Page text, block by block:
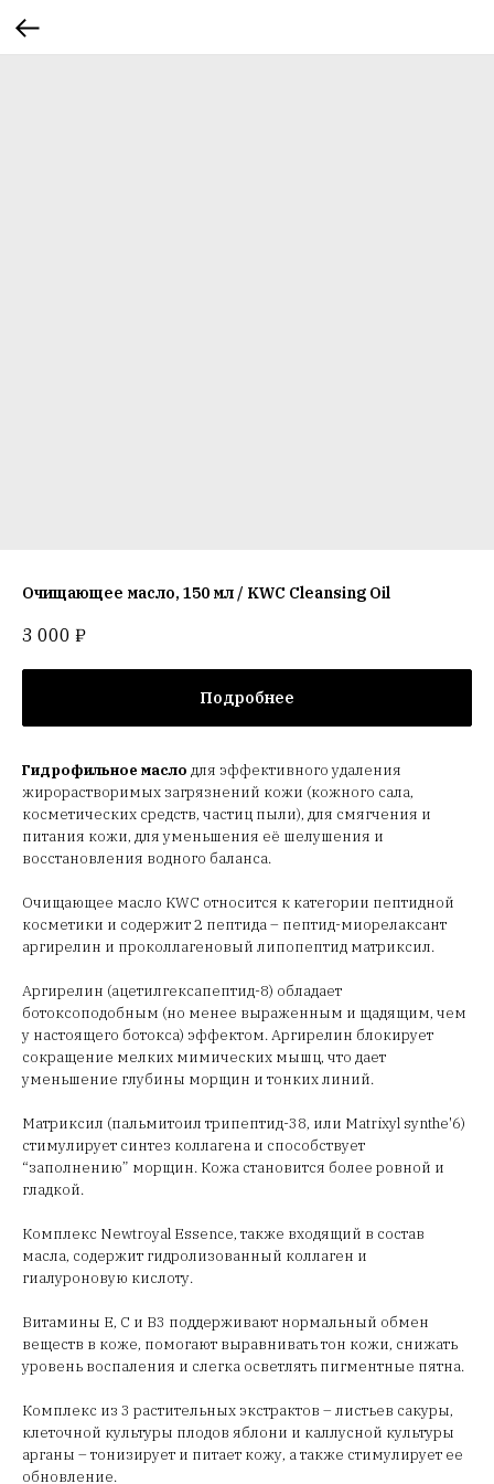
Очищающее масло, 150 мл / KWC Cleansing Oil
3 000 ₽
Подробнее
Гидрофильное масло для эффективного удаления
жирорастворимых загрязнений кожи (кожного сала,
косметических средств, частиц пыли), для смягчения и
питания кожи, для уменьшения её шелушения и
восстановления водного баланса.
Очищающее масло KWC относится к категории пептидной
косметики и содержит 2 пептида – пептид-миорелаксант
аргирелин и проколлагеновый липопептид матриксил.
Аргирелин (ацетилгексапептид-8) обладает
ботоксоподобным (но менее выраженным и щадящим, чем
у настоящего ботокса) эффектом. Аргирелин блокирует
сокращение мелких мимических мышц, что дает
уменьшение глубины морщин и тонких линий.
Матриксил (пальмитоил трипептид-38, или Matrixyl synthe'6)
стимулирует синтез коллагена и способствует
“заполнению” морщин. Кожа становится более ровной и
гладкой.
Комплекс Newtroyal Essence, также входящий в состав
масла, содержит гидролизованный коллаген и
гиалуроновую кислоту.
Витамины Е, С и В3 поддерживают нормальный обмен
веществ в коже, помогают выравнивать тон кожи, снижать
уровень воспаления и слегка осветлять пигментные пятна.
Комплекс из 3 растительных экстрактов – листьев сакуры,
клеточной культуры плодов яблони и каллусной культуры
арганы – тонизирует и питает кожу, а также стимулирует ее
обновление.